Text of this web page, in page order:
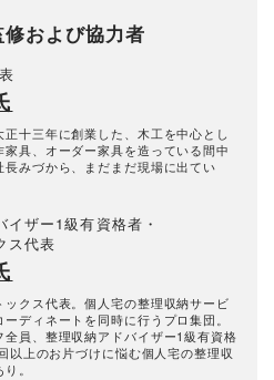
および協力者
十三年に創業した、木工を中心とし
具、オーダー家具を造っている間中
長みづから、まだまだ現場に出てい
イザー1級有資格者・
ス代表
ックス代表。個人宅の整理収納サービ
ディネートを同時に行うプロ集団。
全員、整理収納アドバイザー1級有資格
以上のお片づけに悩む個人宅の整理収
。